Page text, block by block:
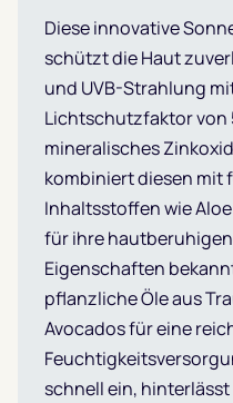
Diese innovative
schützt die Haut
und UVB-Strahlung
Lichtschutzfaktor von
mineralisches
kombiniert diesen mit
Inhaltsstoffen wie
für ihre
Eigenschaften
pflanzliche Öle aus
Avocados für eine
schnell ein,